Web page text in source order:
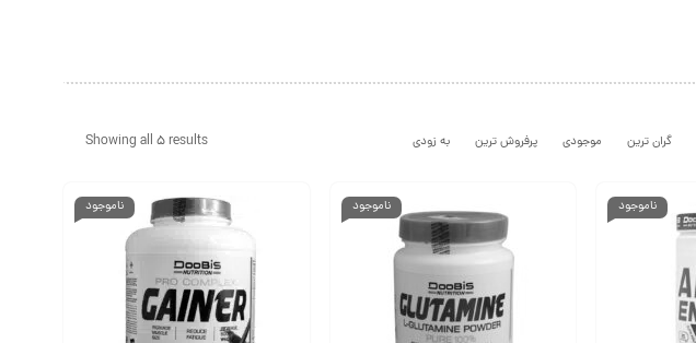
Showing all 5 results گران ترین موجودی پرفروش ترین به زودی
ناموجود ناموجود ناموجود